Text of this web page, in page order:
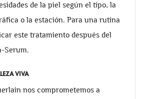
de la piel según el tipo, la
o la estación. Para una rutina
este tratamiento después del
Serum.
VIVA
nos comprometemos a